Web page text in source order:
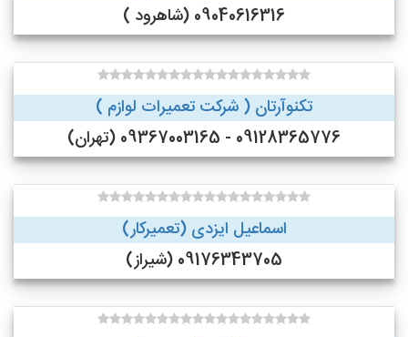
09040616316 (شاهرود )
تکنوآرتان ( شرکت تعمیرات لوازم )
09128365776 - 09367003165 (تهران)
اسماعیل ایزدی (تعمیرکار)
09176343705 (شیراز)